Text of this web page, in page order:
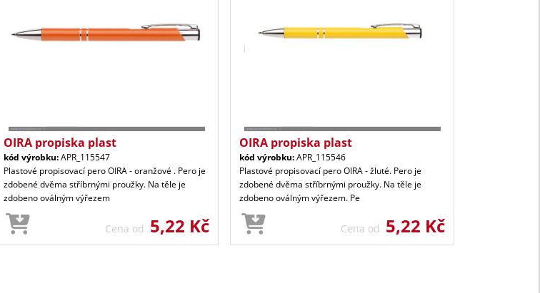
OIRA propiska plast
kód výrobku:APR_115547
Plastové propisovací pero OIRA - oranžové . Pero je
zdobené dvěma stříbrnými proužky. Na těle je
zdobeno oválným výřezem
Cena od 5,22 Kč
OIRA propiska plast
kód výrobku:APR_115546
Plastové propisovací pero OIRA - žluté. Pero je
zdobené dvěma stříbrnými proužky. Na těle je
zdobeno oválným výřezem. Pe
Cena od 5,22 Kč